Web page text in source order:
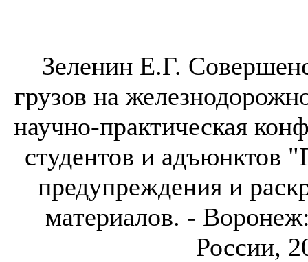
Зеленин Е.Г.
грузов на
научно-практическая
студентов и адъюнктов
предупреждения и
материалов. -
России,